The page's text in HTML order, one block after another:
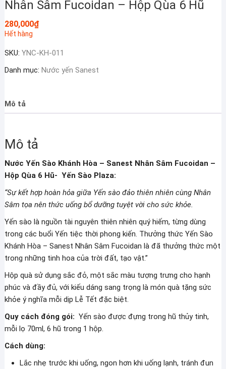
Nhân Sâm Fucoidan – Hộp Qùa 6 Hũ
280,000₫
Hết hàng
SKU: YNC-KH-011
Danh mục: Nước yến Sanest
Mô tả
Mô tả
Nước Yến Sào Khánh Hòa – Sanest Nhân Sâm Fucoidan –
Hộp Qùa 6 Hũ- Yến Sào Plaza:
“Sự kết hợp hoàn hỏa giữa Yến sào đảo thiên nhiên cùng Nhân
Sâm tọa nên thức uống bổ dưỡng tuyệt vời cho sức khỏe.
Yến sào là nguồn tài nguyên thiên nhiên quý hiếm, từng dùng
trong các buổi Yến tiệc thời phong kiến. Thưởng thức Yến Sào
Khánh Hòa – Sanest Nhân Sâm Fucoidan là đã thưởng thức một
trong những tinh hoa của trời đất, tạo vật.”
Hộp quà sử dụng sắc đỏ, một sắc màu tượng trưng cho hạnh
phúc và đầy đủ, với kiếu dáng sang trọng là món quà tặng sức
khỏe ý nghĩa mỗi dịp Lễ Tết đặc biệt.
Quy cách đóng gói: Yến sào được đựng trong hũ thủy tinh,
mỗi lọ 70ml, 6 hũ trong 1 hộp.
Cách dùng:
Lắc nhẹ trước khi uống, ngon hơn khi uống lạnh, tránh đun